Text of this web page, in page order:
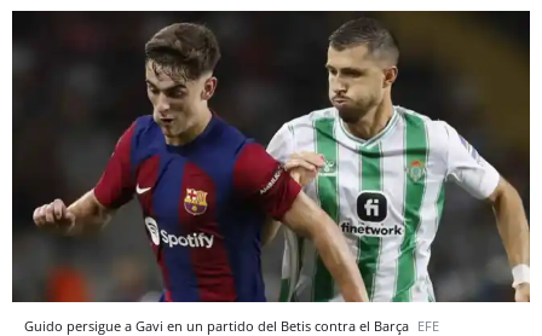
Guido persigue a Gavi en un partido del Betis contra el Barça EFE